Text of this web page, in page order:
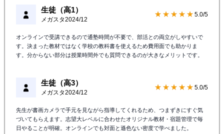
生徒（高1）
メガスタ2024/12
★★★★★ 5.0/5
オンラインで受講できるので通塾時間が不要で、部活との両立がしやすいで
す。決まった教材ではなく学校の教科書を使えるため費用面でも助かりま
す。分からない部分は授業時間外でも質問できるのが大きなメリットです。
生徒（高3）
メガスタ2024/12
★★★★★ 5.0/5
先生が書画カメラで手元を見ながら指導してくれるため、つまずきにすぐ気
づいてもらえます。志望大レベルに合わせたオリジナル教材・宿題管理で毎
日やることが明確。オンラインでも対面と遜色ない密度で学べました。